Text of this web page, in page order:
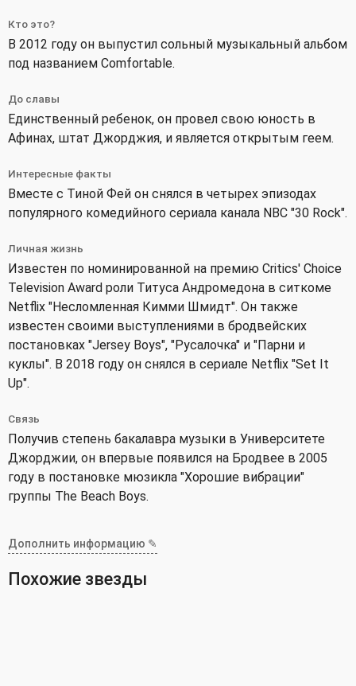
Кто это?
В 2012 году он выпустил сольный музыкальный альбом
под названием Comfortable.
До славы
Единственный ребенок, он провел свою юность в
Афинах, штат Джорджия, и является открытым геем.
Интересные факты
Вместе с Тиной Фей он снялся в четырех эпизодах
популярного комедийного сериала канала NBC "30 Rock".
Личная жизнь
Известен по номинированной на премию Critics' Choice
Television Award роли Титуса Андромедона в ситкоме
Netflix "Несломленная Кимми Шмидт". Он также
известен своими выступлениями в бродвейских
постановках "Jersey Boys", "Русалочка" и "Парни и
куклы". В 2018 году он снялся в сериале Netflix "Set It
Up".
Связь
Получив степень бакалавра музыки в Университете
Джорджии, он впервые появился на Бродвее в 2005
году в постановке мюзикла "Хорошие вибрации"
группы The Beach Boys.
Дополнить информацию ✎
Похожие звезды